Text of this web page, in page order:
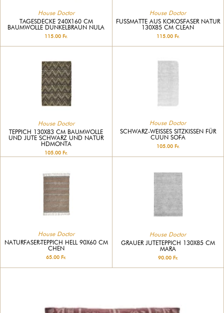
House Doctor
TAGESDECKE 240X160 CM
BAUMWOLLE DUNKELBRAUN NULA
115.00 Fr.
House Doctor
FUSSMATTE AUS KOKOSFASER NATUR 1
30X85 CM CLEAN
115.00 Fr.
House Doctor
TEPPICH 130X83 CM BAUMWOLLE
UND JUTE SCHWARZ UND NATUR
HDMONTA
105.00 Fr.
House Doctor
SCHWARZ-WEISSES SITZKISSEN FÜR C
UUN SOFA
105.00 Fr.
House Doctor
NATURFASER-TEPPICH HELL 90X60 CM
CHEN
65.00 Fr.
House Doctor
GRAUER JUTETEPPICH 130X85 CM
MARA
90.00 Fr.